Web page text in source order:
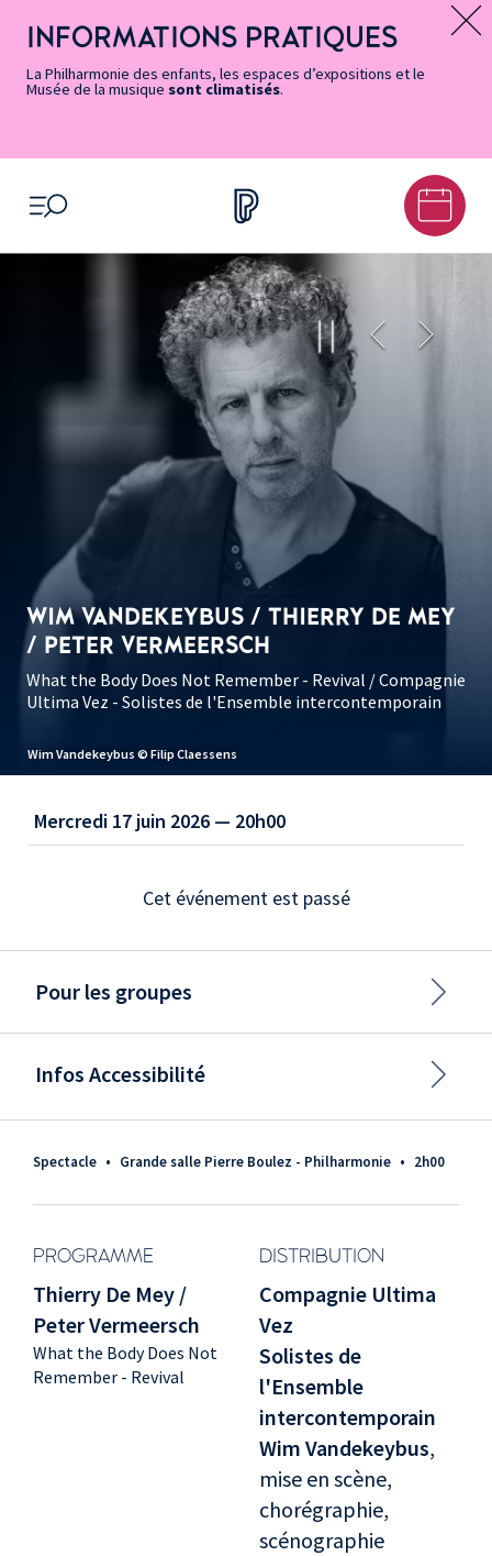
page
Accessibilité
accès
rapides
principal
contenu
principal
page
Message d’information
INFORMATIONS PRATIQUES
La Philharmonie des enfants, les espaces d’expositions et le
Musée de la musique sont climatisés.
OUVRIR LE MENU
Wim Vandekeybus © Filip Claessens
WIM VANDEKEYBUS / THIERRY DE MEY
/ PETER VERMEERSCH
What the Body Does Not Remember - Revival / Compagnie
Ultima Vez - Solistes de l'Ensemble intercontemporain
Spectacle • Grande salle Pierre Boulez - Philharmonie • 2h00
PROGRAMME DISTRIBUTION
Thierry De Mey /
Peter Vermeersch
What the Body Does Not
Remember - Revival
Compagnie Ultima
Vez
Solistes de
l'Ensemble
intercontemporain
Wim Vandekeybus,
mise en scène,
chorégraphie,
scénographie
Mercredi 17 juin 2026 — 20h00
Cet événement est passé
Pour les groupes
Infos Accessibilité